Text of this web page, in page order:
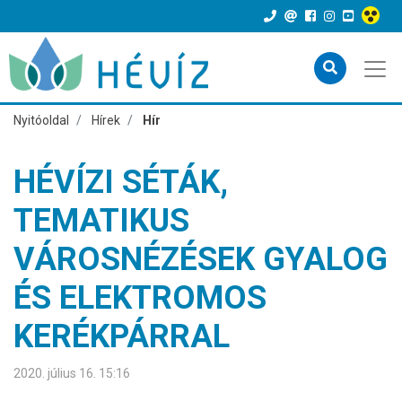
Nyitóoldal Hírek Hír
HÉVÍZI SÉTÁK,
TEMATIKUS
VÁROSNÉZÉSEK GYALOG
ÉS ELEKTROMOS
KERÉKPÁRRAL
2020. július 16. 15:16